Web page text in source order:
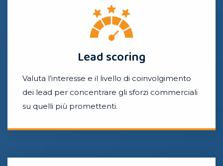
Lead scoring
Valuta l’interesse e il livello di coinvolgimento
dei lead per concentrare gli sforzi commerciali
su quelli più promettenti.